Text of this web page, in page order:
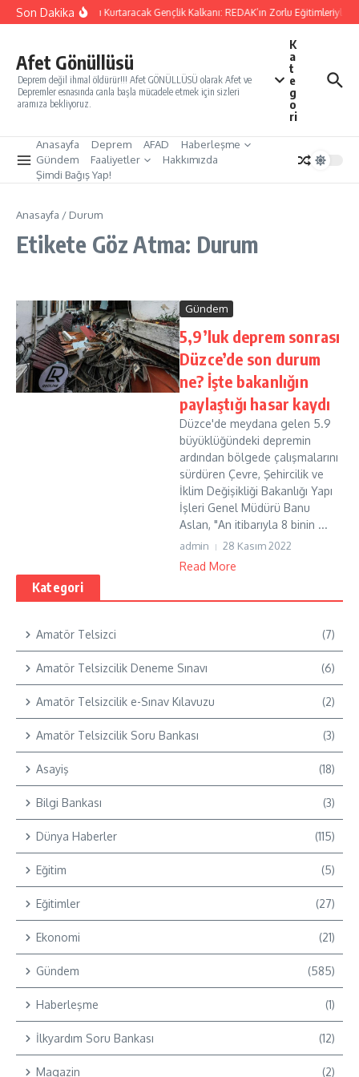
İçeriğe atla
Son DakikaYarınları Kurtaracak Gençlik Kalkanı: REDAK’ın Zorlu Eğitimleriyle
Afet Gönüllüsü
Deprem değil ihmal öldürür!!! Afet GÖNÜLLÜSÜ olarak Afet ve
Depremler esnasında canla başla mücadele etmek için sizleri
aramıza bekliyoruz.
K
a
t
e
g
o
ri
Anasayfa Deprem AFAD
Haberleşme
Gündem
Faaliyetler
Hakkımızda
Şimdi Bağış Yap!
Anasayfa / Durum
Etikete Göz Atma: Durum
Gündem
5,9’luk deprem sonrası
Düzce’de son durum
ne? İşte bakanlığın
paylaştığı hasar kaydı
Düzce'de meydana gelen 5.9
büyüklüğündeki depremin
ardından bölgede çalışmalarını
sürdüren Çevre, Şehircilik ve
İklim Değişikliği Bakanlığı Yapı
İşleri Genel Müdürü Banu
Aslan, "An itibarıyla 8 binin ...
admin 28 Kasım 2022
Read More
Kategori
Amatör Telsizci (7)
Amatör Telsizcilik Deneme Sınavı (6)
Amatör Telsizcilik e-Sınav Kılavuzu (2)
Amatör Telsizcilik Soru Bankası (3)
Asayiş (18)
Bilgi Bankası (3)
Dünya Haberler (115)
Eğitim (5)
Eğitimler (27)
Ekonomi (21)
Gündem (585)
Haberleşme (1)
İlkyardım Soru Bankası (12)
Magazin (2)